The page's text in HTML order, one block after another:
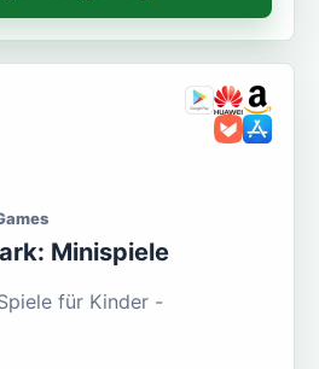
Minispiele
für Kinder -